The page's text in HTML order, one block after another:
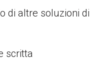
di altre soluzioni di
scritta